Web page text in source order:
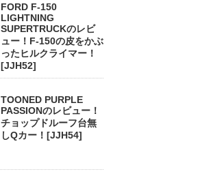
FORD F-150
LIGHTNING
SUPERTRUCKのレビ
ュー！F-150の皮をかぶ
ったヒルクライマー！
[JJH52]
TOONED PURPLE
PASSIONのレビュー！
チョップドルーフ台無
しQカー！[JJH54]